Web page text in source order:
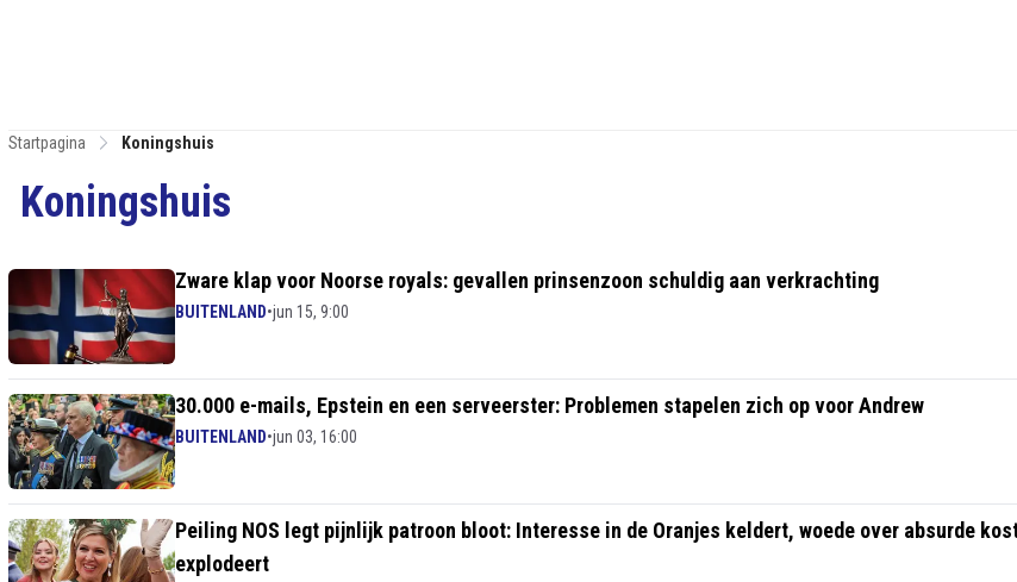
Startpagina Koningshuis
Koningshuis
Zware klap voor Noorse royals: gevallen prinsenzoon schuldig aan verkrachting
BUITENLAND•jun 15, 9:00
30.000 e-mails, Epstein en een serveerster: Problemen stapelen zich op voor Andrew
BUITENLAND•jun 03, 16:00
Peiling NOS legt pijnlijk patroon bloot: Interesse in de Oranjes keldert, woede over absurde
explodeert